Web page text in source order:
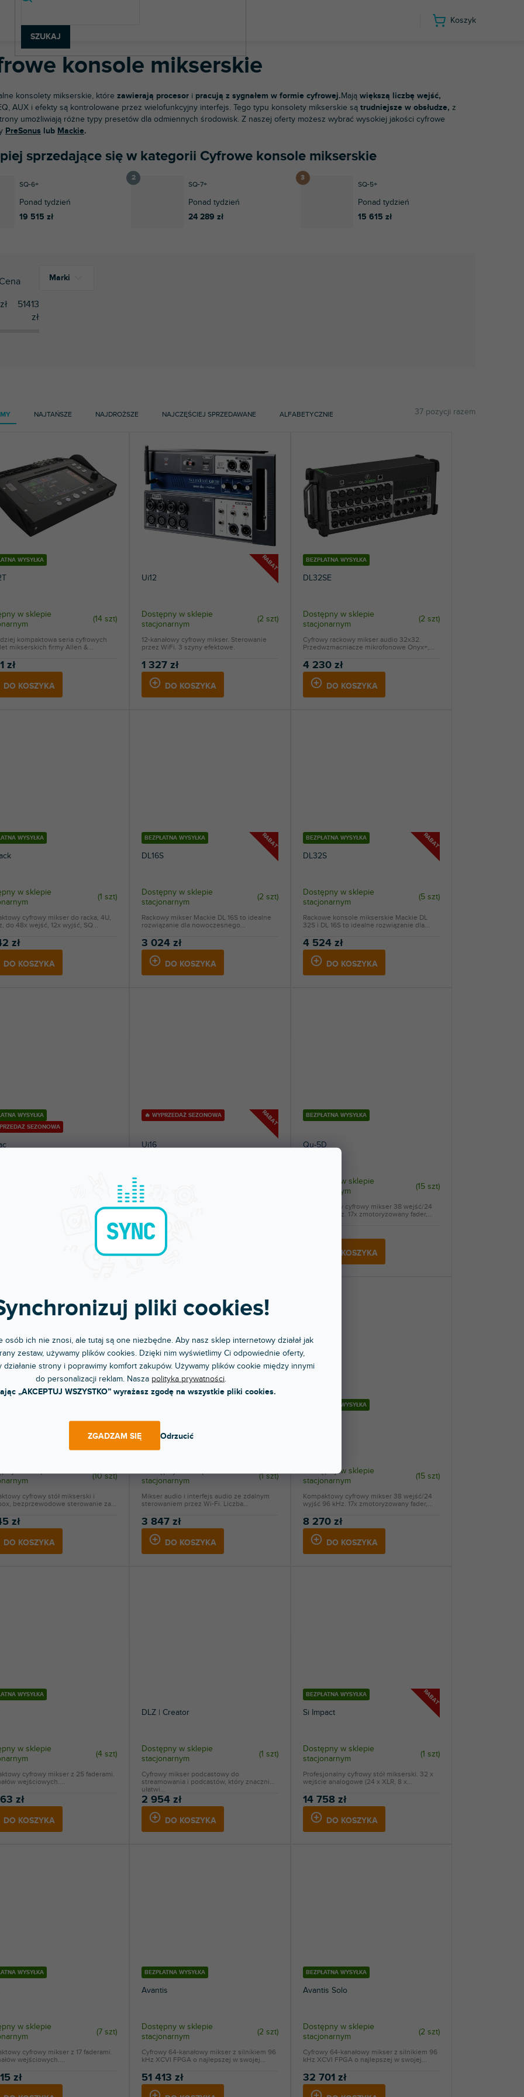
pliki cookies!
osób ich nie znosi, ale tutaj są one niezbędne. Aby nasz sklep internetowy działał jak
zestaw, używamy plików cookies. Dzięki nim wyświetlimy Ci odpowiednie oferty,
działanie strony i poprawimy komfort zakupów. Używamy plików cookie między innymi
do personalizacji reklam. Nasza polityka prywatności.
„AKCEPTUJ WSZYSTKO” wyrażasz zgodę na wszystkie pliki cookies.
Odrzucić
ZGADZAM SIĘ
SZUKAJ
Koszyk
dźwięku
konsole mikserskie
konsolety mikserskie, które zawierają procesor i pracują z sygnałem w formie cyfrowej.Mają większą liczbę wejść,
AUX i efekty są kontrolowane przez wielofunkcyjny interfejs. Tego typu konsolety mikserskie są trudniejsze w obsłudze, z
umożliwiają różne typy presetów dla odmiennych środowisk. Z naszej oferty możesz wybrać wysokiej jakości cyfrowe
PreSonus lub Mackie.
sprzedające się w kategorii Cyfrowe konsole mikserskie
SQ-6+
Ponad tydzień
19 515 zł
SQ-7+
Ponad tydzień
24 289 zł
SQ-5+
Ponad tydzień
15 615 zł
NAJTAŃSZE NAJDROŻSZE NAJCZĘŚCIEJ SPRZEDAWANE ALFABETYCZNIE 37 pozycji razem
Cena
zł
51413
zł
Marki
WYSYŁKA
w sklepie
(14 szt)
zł
DO KOSZYKA
kompaktowa seria cyfrowych
mikserskich firmy Allen &...
RABAT
Ui12
Dostępny w sklepie
stacjonarnym
(2 szt)
1 327 zł
DO KOSZYKA
12-kanałowy cyfrowy mikser. Sterowanie
przez WiFi. 3 szyny efektowe.
BEZPŁATNA WYSYŁKA
DL32SE
Dostępny w sklepie
stacjonarnym
(2 szt)
4 230 zł
DO KOSZYKA
Cyfrowy rackowy mikser audio 32x32.
Przedwzmacniacze mikrofonowe Onyx+,...
WYSYŁKA
w sklepie
(1 szt)
zł
DO KOSZYKA
cyfrowy mikser do racka, 4U,
do 48x wejść, 12x wyjść, SQ...
RABAT
BEZPŁATNA WYSYŁKA
DL16S
Dostępny w sklepie
stacjonarnym
(2 szt)
3 024 zł
DO KOSZYKA
Rackowy mikser Mackie DL 16S to idealne
rozwiązanie dla nowoczesnego...
RABAT
BEZPŁATNA WYSYŁKA
DL32S
Dostępny w sklepie
stacjonarnym
(5 szt)
4 524 zł
DO KOSZYKA
Rackowe konsole mikserskie Mackie DL
32S i DL 16S to idealne rozwiązanie dla...
WYSYŁKA
SEZONOWA
cyfrowy mikser dla występów
RABAT
🔥 WYPRZEDAŻ SEZONOWA
Ui16
stacjonarnym
2 009 zł
DO KOSZYKA
16-kanałowy cyfrowy mikser. Sterowanie
WiFi przez przeglądarkę internetową. 3...
BEZPŁATNA WYSYŁKA
Qu-5D
Dostępny w sklepie
stacjonarnym
(15 szt)
DO KOSZYKA
Kompaktowy cyfrowy mikser 38 wejść/24
wyjść 96 kHz. 17x zmotoryzowany fader,...
SEZONOWA
(10 szt)
zł
DO KOSZYKA
cyfrowy stół mikserski i
bezprzewodowe sterowanie za...
Ui24R
stacjonarnym
(1 szt)
3 847 zł
DO KOSZYKA
Mikser audio i interfejs audio ze zdalnym
sterowaniem przez Wi-Fi. Liczba...
BEZPŁATNA WYSYŁKA
Dostępny w sklepie
stacjonarnym
(15 szt)
8 270 zł
DO KOSZYKA
Kompaktowy cyfrowy mikser 38 wejść/24
wyjść 96 kHz. 17x zmotoryzowany fader,...
WYSYŁKA
w sklepie
(4 szt)
zł
DO KOSZYKA
cyfrowy mikser z 25 faderami.
wejściowych....
DLZ | Creator
Dostępny w sklepie
stacjonarnym
(1 szt)
2 954 zł
DO KOSZYKA
Cyfrowy mikser podcastowy do
streamowania i podcastów, który znacznie
ułatwi...
RABAT
BEZPŁATNA WYSYŁKA
Si Impact
Dostępny w sklepie
stacjonarnym
(1 szt)
14 758 zł
DO KOSZYKA
Profesjonalny cyfrowy stół mikserski. 32 x
wejście analogowe (24 x XLR, 8 x...
WYSYŁKA
w sklepie
(7 szt)
zł
cyfrowy mikser z 17 faderami.
wejściowych....
BEZPŁATNA WYSYŁKA
Avantis
Dostępny w sklepie
stacjonarnym
(2 szt)
51 413 zł
Cyfrowy 64-kanałowy mikser z silnikiem 96
kHz XCVI FPGA o najlepszej w swojej...
BEZPŁATNA WYSYŁKA
Avantis Solo
Dostępny w sklepie
stacjonarnym
(2 szt)
32 701 zł
Cyfrowy 64-kanałowy mikser z silnikiem 96
kHz XCVI FPGA o najlepszej w swojej...